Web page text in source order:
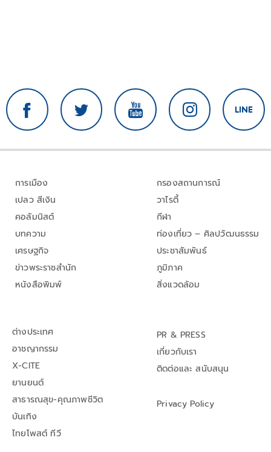
การเมือง
เปลว สีเงิน
คอลัมนิสต์
บทความ
เศรษฐกิจ
ข่าวพระราชสำนัก
หนังสือพิมพ์
กรองสถานการณ์
วาไรตี้
กีฬา
ท่องเที่ยว – ศิลปวัฒนธรรม
ประชาสัมพันธ์
ภูมิภาค
สิ่งแวดล้อม
ต่างประเทศ
อาชญากรรม
X-CITE
ยานยนต์
สาธารณสุข-คุณภาพชีวิต
บันเทิง
ไทยโพสต์ ทีวี
PR & PRESS
เกี่ยวกับเรา
ติดต่อและ สนับสนุน
Privacy Policy